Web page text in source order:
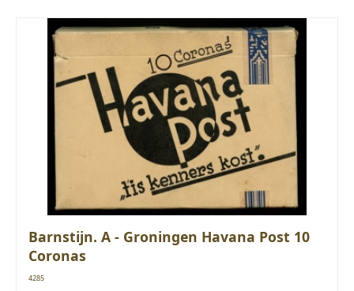
Barnstijn. A - Groningen Havana Post 10
Coronas
4285